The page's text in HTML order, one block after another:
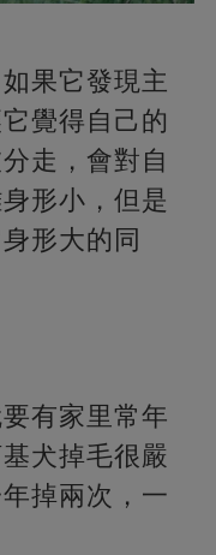
果它發現主
覺得自己的
走，會對自
形小，但是
形大的同
有家里常年
犬掉毛很嚴
掉兩次，一